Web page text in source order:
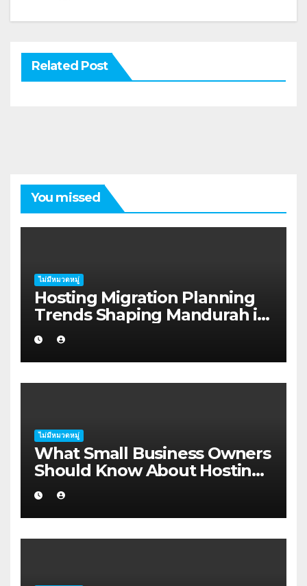
Related Post
You missed
ไม่มีหมวดหมู่
Hosting Migration Planning
Trends Shaping Mandurah in
2026
ไม่มีหมวดหมู่
What Small Business Owners
Should Know About Hosting
Migration Planning in
Geraldton